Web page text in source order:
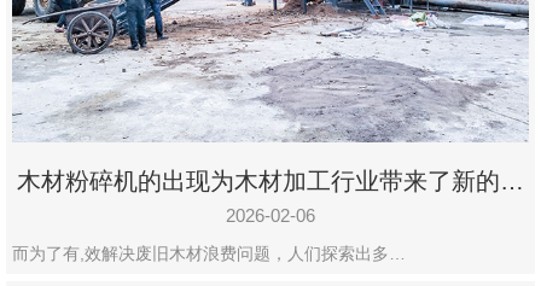
木材粉碎机的出现为木材加工行业带来了新的变
化
2026-02-06
而为了有,效解决废旧木材浪费问题，人们探索出多…